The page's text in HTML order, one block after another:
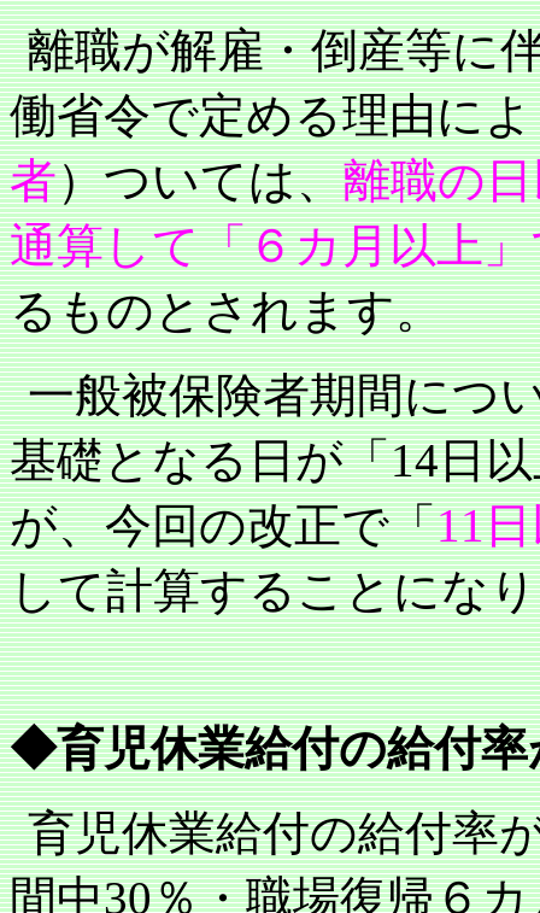
離職が解雇・倒産等に
働省令で定める理由に
者）ついては、離職の
通算して「６カ月以上
るものとされます。
一般被保険者期間につ
基礎となる日が「14日
が、今回の改正で「11
して計算することにな
◆育児休業給付の給付率
育児休業給付の給付率
間中30％・職場復帰６